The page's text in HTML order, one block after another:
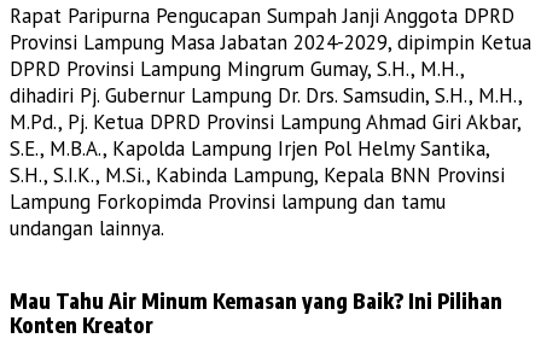
Rapat Paripurna Pengucapan Sumpah Janji Anggota DPRD
Provinsi Lampung Masa Jabatan 2024-2029, dipimpin Ketua
DPRD Provinsi Lampung Mingrum Gumay, S.H., M.H.,
dihadiri Pj. Gubernur Lampung Dr. Drs. Samsudin, S.H., M.H.,
M.Pd., Pj. Ketua DPRD Provinsi Lampung Ahmad Giri Akbar,
S.E., M.B.A., Kapolda Lampung Irjen Pol Helmy Santika,
S.H., S.I.K., M.Si., Kabinda Lampung, Kepala BNN Provinsi
Lampung Forkopimda Provinsi lampung dan tamu
undangan lainnya.
Mau Tahu Air Minum Kemasan yang Baik? Ini Pilihan
Konten Kreator